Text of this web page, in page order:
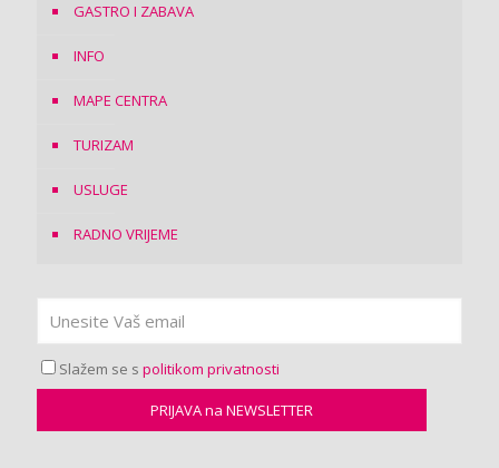
GASTRO I ZABAVA
INFO
MAPE CENTRA
TURIZAM
USLUGE
RADNO VRIJEME
Slažem se s politikom privatnosti